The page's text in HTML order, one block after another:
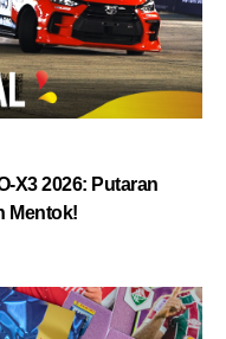
X3 2026: Putaran
Mentok!